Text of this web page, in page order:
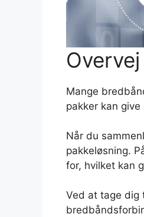
Mange
pakker kan
Når du
pakkeløsning.
for, hvilket kan
Ved at tage dig